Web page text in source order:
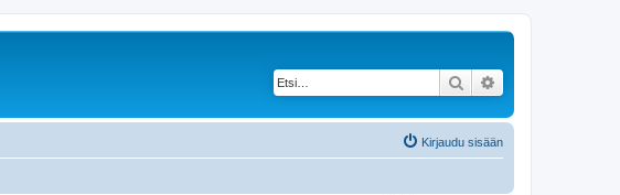
Etsi
Kirjaudu sisään